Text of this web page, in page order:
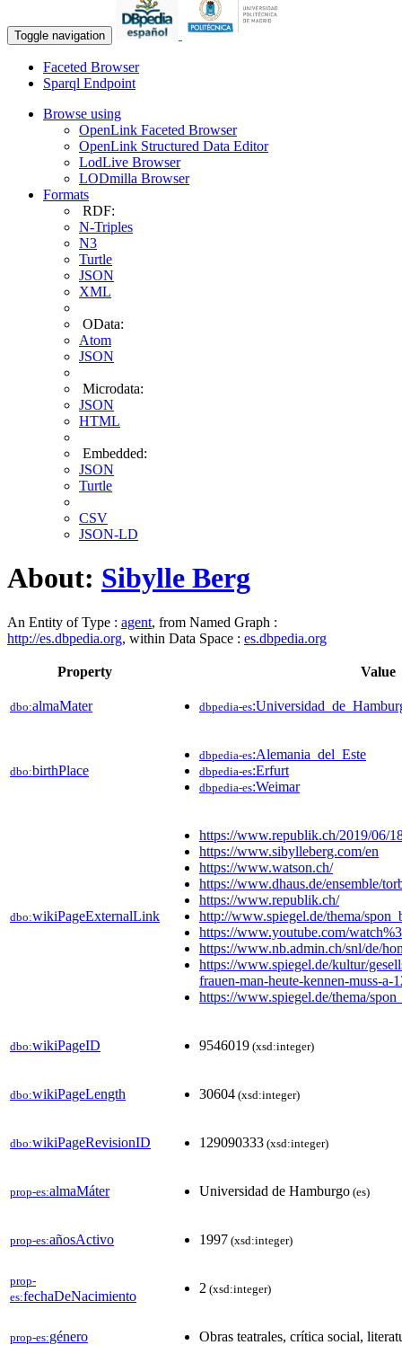
Toggle navigation
Faceted Browser
Sparql Endpoint
Browse using
OpenLink Faceted Browser
OpenLink Structured Data Editor
LodLive Browser
LODmilla Browser
Formats
RDF:
N-Triples
N3
Turtle
JSON
XML
OData:
Atom
JSON
Microdata:
JSON
HTML
Embedded:
JSON
Turtle
CSV
JSON-LD
About: Sibylle Berg
An Entity of Type : agent, from Named Graph :
http://es.dbpedia.org, within Data Space : es.dbpedia.org
Property Value
dbo:almaMater dbpedia-es
dbo:birthPlace
dbpedia-es:Alemania_del_Este
dbpedia-es:Erfurt
dbpedia-es:Weimar
dbo:wikiPageExternalLink
https://www.republik.ch/2019/06/
https://www.sibylleberg.com/en
https://www.watson.ch/
https://www.dhaus.de/ensemble/
https://www.republik.ch/
http://www.spiegel.de/thema/
https://www.youtube.com/
https://www.nb.admin.ch/snl/de/
https://www.spiegel.de/kultur/
frauen-man-heute-kennen-muss-a-
https://www.spiegel.de/thema/
dbo:wikiPageID 9546019 (xsd:integer)
dbo:wikiPageLength 30604 (xsd:integer)
dbo:wikiPageRevisionID 129090333 (xsd:integer)
prop-es:almaMáter Universidad de Hamburgo (es)
prop-es:añosActivo 1997 (xsd:integer)
prop-
es:fechaDeNacimiento
2 (xsd:integer)
prop-es:género Obras teatrales, crítica social,